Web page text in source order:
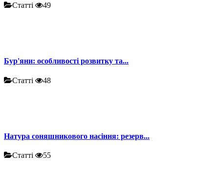
Статті 49
Бур'яни: особливості розвитку та...
Статті 48
Натура соняшникового насіння: резерв...
Статті 55